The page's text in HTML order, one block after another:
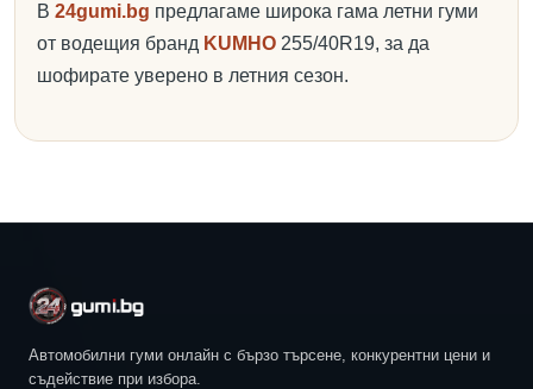
В 24gumi.bg предлагаме широка гама летни гуми
от водещия бранд KUMHO 255/40R19, за да
шофирате уверено в летния сезон.
Автомобилни гуми онлайн с бързо търсене, конкурентни цени и
съдействие при избора.